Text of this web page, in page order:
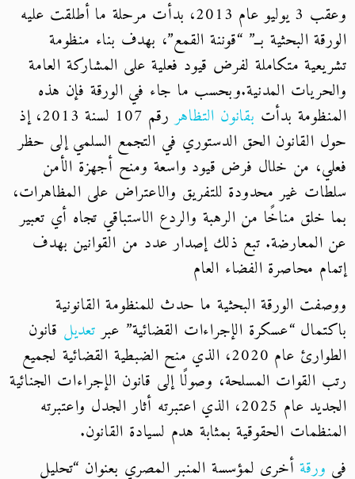
وعقب 3 يوليو عام 2013، بدأت مرحلة ما أطلقت عليه
الورقة البحثية بــ” “قوننة القمع”، بهدف بناء منظومة
تشريعية متكاملة لفرض قيود فعلية على المشاركة العامة
والحريات المدنية.وبحسب ما جاء في الورقة فإن هذه
المنظومة بدأت بقانون التظاهر
رقم 107 لسنة 2013، إذ
حول القانون الحق الدستوري في التجمع السلمي إلى حظر
فعلي، من خلال فرض قيود واسعة ومنح أجهزة الأمن
سلطات غير محدودة للتفريق والاعتراض على المظاهرات،
بما خلق مناخًا من الرهبة والردع الاستباقي تجاه أي تعبير
عن المعارضة. تبع ذلك إصدار عدد من القوانين بهدف
إتمام محاصرة الفضاء العام
ووصفت الورقة البحثية ما حدث للمنظومة القانونية
باكتمال “عسكرة الإجراءات القضائية” عبرتعديل قانون
الطوارئ عام 2020، الذي منح الضبطية القضائية لجميع
رتب القوات المسلحة، وصولًا إلى قانون الإجراءات الجنائية
الجديد عام 2025، الذي اعتبرته أثار الجدل واعتبرته
المنظمات الحقوقية بمثابة هدم لسيادة القانون.
في ورقة أخرى لمؤسسة المنبر المصري بعنوان “تحليل